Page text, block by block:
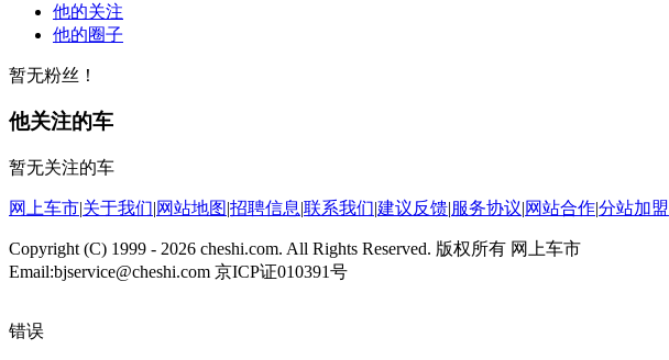
他的关注
他的圈子
暂无粉丝！
他关注的车
暂无关注的车
网上车市|关于我们|网站地图|招聘信息|联系我们|建议反馈|服务协议|网站合作|分站加盟
Copyright (C) 1999 - 2026 cheshi.com. All Rights Reserved. 版权所有 网上车市
Email:bjservice@cheshi.com 京ICP证010391号
错误